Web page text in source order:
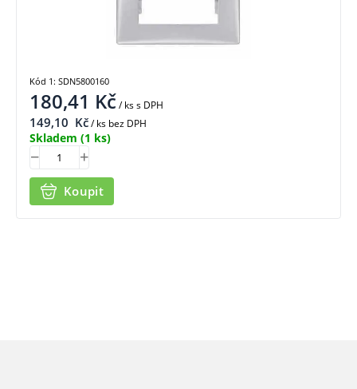
180,41 Kč/ kss DPH
149,10 Kč/ ks bez DPH
Skladem (1 ks)
Koupit
Kód 1: SDN5800160